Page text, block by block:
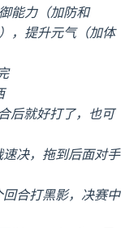
能力（加防和
，提升元气（加体
后就好打了，也可
决，拖到后面对手
合打黑影，决赛中